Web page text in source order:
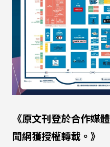
《原文刊登於合作媒體
聞網獲授權轉載。》